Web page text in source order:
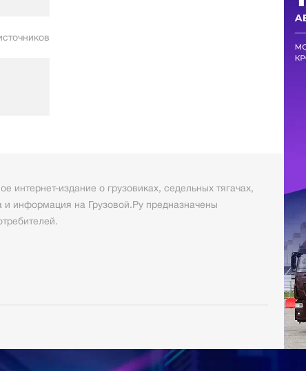
интернет-издание о грузовиках, седельных тягачах,
и информация на Грузовой.Ру предназначены